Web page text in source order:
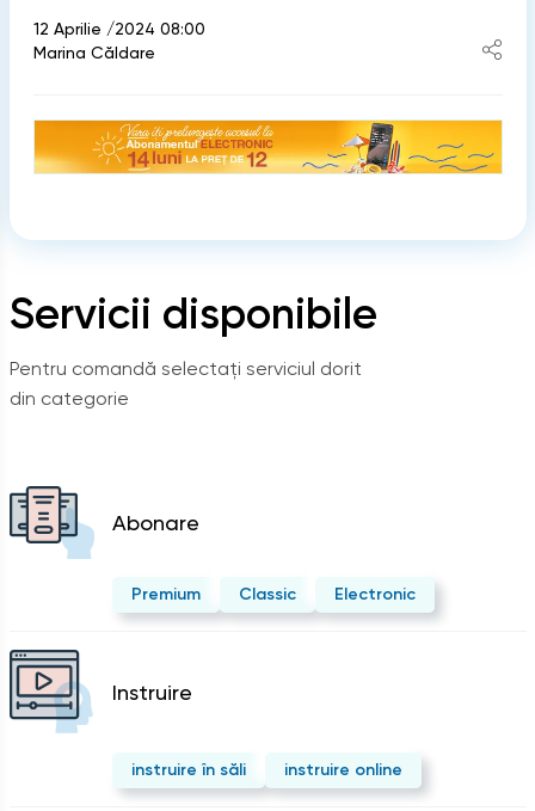
Servicii disponibile
Pentru comandă selectați serviciul dorit
din categorie
Abonare
Premium Classic Electronic
Instruire
instruire în săli instruire online
12 Aprilie /2024 08:00
Marina Căldare